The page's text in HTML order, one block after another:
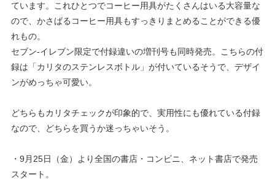
ています。これひとつでコーヒー用具がたくさんはいる大容量な
ので、かさばるコーヒー用具もすっきりまとめることができる優
れもの。
セブン-イレブン限定で付録違いの増刊号も同時発売。こちらの付
録は「カリタのステンレスボトル」が付いているそうで、デザイ
ンがめっちゃ可愛い。
どちらもカリタチェックが印象的で、実用性にも優れている付録
なので、どちらを買うか迷っちゃいそう。
・9月25日（金）より全国の書店・コンビニ、ネット書店で発売
スタート。